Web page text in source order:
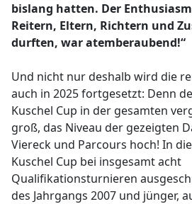
bislang hatten. Der
Reitern, Eltern, Richtern und
durften, war atemberaubend!“
Und nicht nur deshalb wird die
auch in 2025 fortgesetzt: Denn
Kuschel Cup in der gesamten
groß, das Niveau der gezeigten
Viereck und Parcours hoch! In
Kuschel Cup bei insgesamt acht
Qualifikationsturnieren
des Jahrgangs 2007 und jünger,